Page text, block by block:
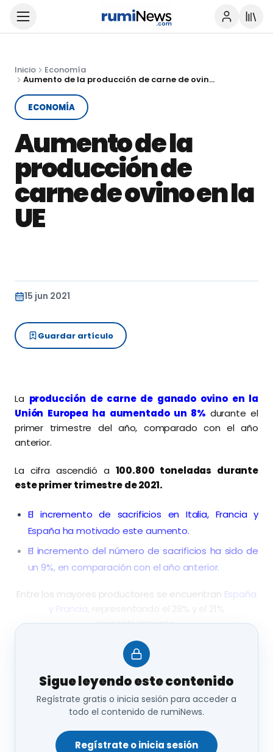
Inicio
Economía
Aumento de la producción de carne de ovino en la UE
ECONOMÍA
Aumento de la
producción de
carne de ovino en la
UE
15 jun 2021
Guardar artículo
La producción de carne de ganado ovino en la
Unión Europea ha aumentado un 8% durante el
primer trimestre del año, comparado con el año
anterior.
La cifra ascendió a 100.800 toneladas durante
este primer trimestre de 2021.
El incremento de sacrificios en Italia, Francia y
España ha motivado este aumento.
El incremento del número de sacrificios ha sido de
un 9%, en comparación con el año anterior.
Entre los mayores productores se encuentran España
y Francia
respectivamente.
produjo durante el primer trimestre unas
28.200 toneladas, lo que supone un aumento del
12% interanual.Sin embargo, a pesar del aumento
de la producción,el precio del cordero de granja en
Europa sigue siendo elevado.
Sigue leyendo este contenido
Regístrate gratis o inicia sesión para acceder a
todo el contenido de rumiNews.
Regístrate o inicia sesión